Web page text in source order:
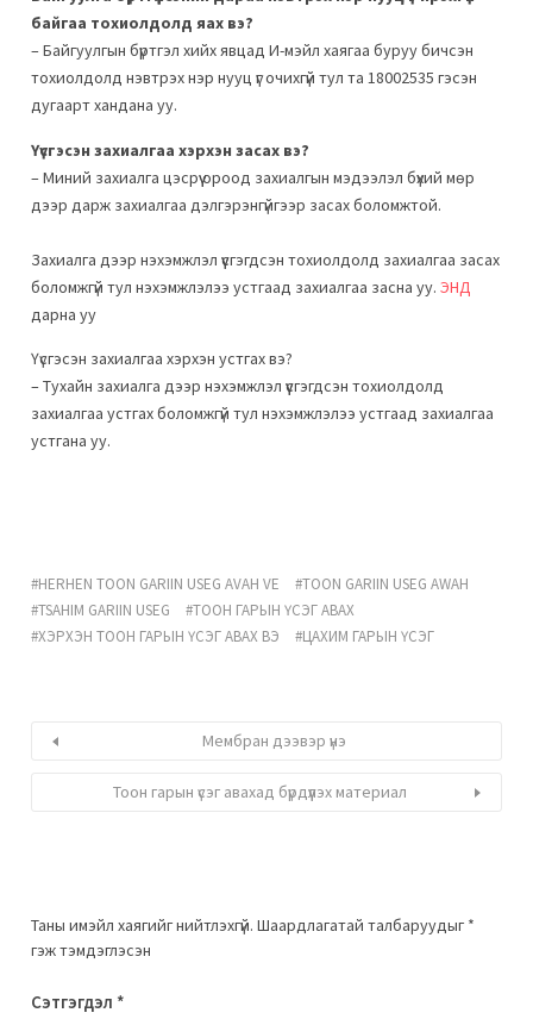
байгаа тохиолдолд яах вэ?
– Байгуулгын бүртгэл хийх явцад И-мэйл хаягаа буруу бичсэн
тохиолдолд нэвтрэх нэр нууц үг очихгүй тул та 18002535 гэсэн
дугаарт хандана уу.
Үүсгэсэн захиалгаа хэрхэн засах вэ?
– Миний захиалга цэсрүү ороод захиалгын мэдээлэл бүхий мөр
дээр дарж захиалгаа дэлгэрэнгүйгээр засах боломжтой.
Захиалга дээр нэхэмжлэл үүсгэгдсэн тохиолдолд захиалгаа засах
боломжгүй тул нэхэмжлэлээ устгаад захиалгаа засна уу. ЭНД
дарна уу
Үүсгэсэн захиалгаа хэрхэн устгах вэ?
– Тухайн захиалга дээр нэхэмжлэл үүсгэгдсэн тохиолдолд
захиалгаа устгах боломжгүй тул нэхэмжлэлээ устгаад захиалгаа
устгана уу.
HERHEN TOON GARIIN USEG AVAH VE
TOON GARIIN USEG AWAH
TSAHIM GARIIN USEG
ТООН ГАРЫН ҮСЭГ АВАХ
ХЭРХЭН ТООН ГАРЫН ҮСЭГ АВАХ ВЭ
ЦАХИМ ГАРЫН ҮСЭГ
Мембран дээвэр үнэ
Тоон гарын үсэг авахад бүрдүүлэх материал
Таны имэйл хаягийг нийтлэхгүй. Шаардлагатай талбаруудыг *
гэж тэмдэглэсэн
Сэтгэгдэл *